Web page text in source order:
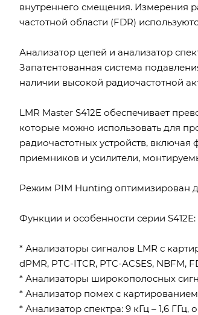
внутреннего смещения. Измерения
частотной области (FDR)
Анализатор цепей и анализатор
Запатентованная система
наличии высокой радиочастотной
LMR Master S412E обеспечивает
которые можно использовать для
радиочастотных устройств,
приемников и усилители,
Режим PIM Hunting оптимизирован
Функции и особенности серии S412E:
* Анализаторы сигналов LMR с
dPMR, PTC-ITCR, PTC-ACSES, NBFM,
* Анализаторы широкополосных
* Анализатор помех с
* Анализатор спектра: 9 кГц – 1,6